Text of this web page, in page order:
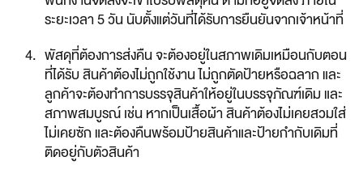
ระยะเวลา 5 วัน นับตั้งแต่วันที่ได้รับการยืนยันจากเจ้าหน้าที่
พัสดุที่ต้องการส่งคืน จะต้องอยู่ในสภาพเดิมเหมือนกับตอน
ที่ได้รับ สินค้าต้องไม่ถูกใช้งาน ไม่ถูกตัดป้ายหรือฉลาก และ
ลูกค้าจะต้องทำการบรรจุสินค้าให้อยู่ในบรรจุภัณฑ์เดิม และ
สภาพสมบูรณ์ เช่น หากเป็นเสื้อผ้า สินค้าต้องไม่เคยสวมใส่
ไม่เคยซัก และต้องคืนพร้อมป้ายสินค้าและป้ายกำกับเดิมที่
ติดอยู่กับตัวสินค้า